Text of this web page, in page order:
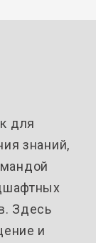
для
знаний,
Здесь
и